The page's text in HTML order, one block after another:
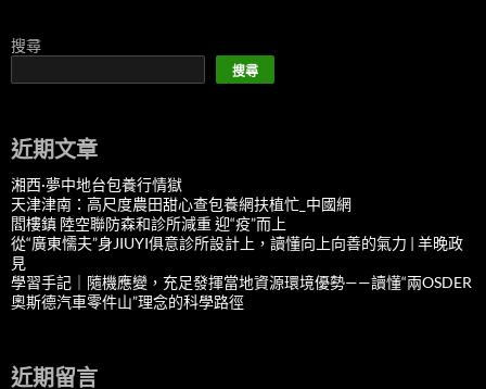
搜尋
搜尋
近期文章
湘西·夢中地台包養行情獄
天津津南：高尺度農田甜心查包養網扶植忙_中國網
閻樓鎮 陸空聯防森和診所減重 迎“疫”而上
從“廣東懦夫”身JIUYI俱意診所設計上，讀懂向上向善的氣力 | 羊晚政
見
學習手記｜隨機應變，充足發揮當地資源環境優勢——讀懂“兩OSDER
奧斯德汽車零件山”理念的科學路徑
近期留言